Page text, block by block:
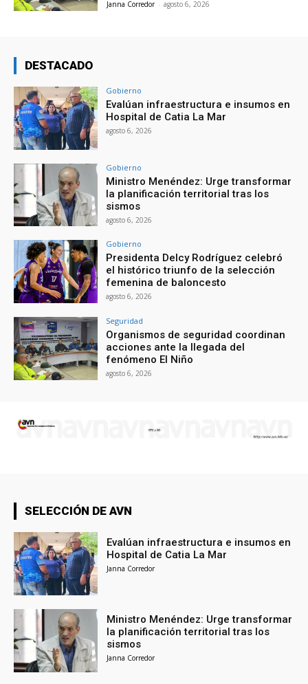
Janna Corredor - agosto 6, 2026
DESTACADO
Gobierno
Evalúan infraestructura e insumos en
Hospital de Catia La Mar
agosto 6, 2026
Gobierno
Ministro Menéndez: Urge transformar
la planificación territorial tras los
sismos
agosto 6, 2026
Gobierno
Presidenta Delcy Rodríguez celebró
el histórico triunfo de la selección
femenina de baloncesto
agosto 6, 2026
Seguridad
Organismos de seguridad coordinan
acciones ante la llegada del
fenómeno El Niño
agosto 6, 2026
SELECCIÓN DE AVN
Evalúan infraestructura e insumos en
Hospital de Catia La Mar
Janna Corredor
Ministro Menéndez: Urge transformar
la planificación territorial tras los
sismos
Janna Corredor